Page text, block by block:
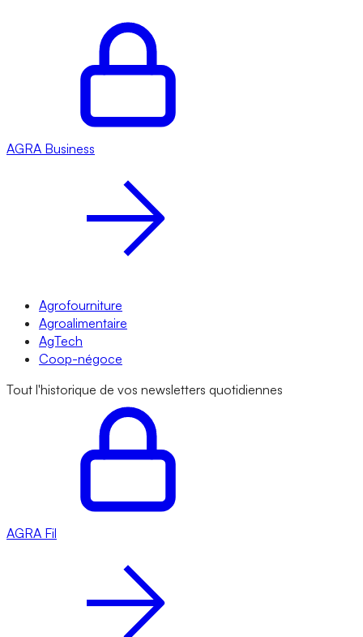
AGRA Business
Agrofourniture
Agroalimentaire
AgTech
Coop-négoce
Tout l'historique de vos newsletters quotidiennes
AGRA Fil